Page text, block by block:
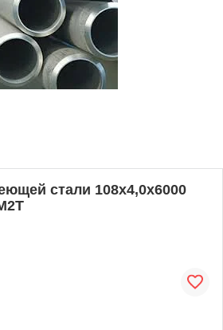
стали 108х4,0х6000